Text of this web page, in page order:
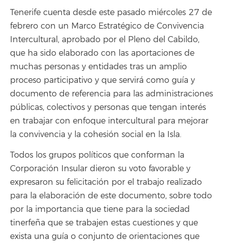
Tenerife cuenta desde este pasado miércoles 27 de
febrero con un Marco Estratégico de Convivencia
Intercultural, aprobado por el Pleno del Cabildo,
que ha sido elaborado con las aportaciones de
muchas personas y entidades tras un amplio
proceso participativo y que servirá como guía y
documento de referencia para las administraciones
públicas, colectivos y personas que tengan interés
en trabajar con enfoque intercultural para mejorar
la convivencia y la cohesión social en la Isla.
Todos los grupos políticos que conforman la
Corporación Insular dieron su voto favorable y
expresaron su felicitación por el trabajo realizado
para la elaboración de este documento, sobre todo
por la importancia que tiene para la sociedad
tinerfeña que se trabajen estas cuestiones y que
exista una guía o conjunto de orientaciones que